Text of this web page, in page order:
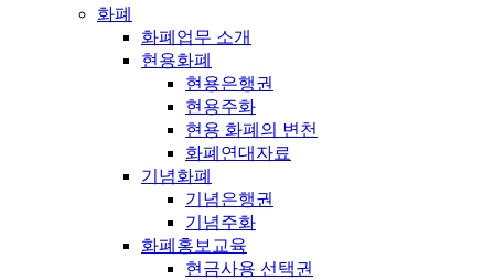
화폐
화폐업무 소개
현용화폐
현용은행권
현용주화
현용 화폐의 변천
화폐연대자료
기념화폐
기념은행권
기념주화
화폐홍보교육
현금사용 선택권